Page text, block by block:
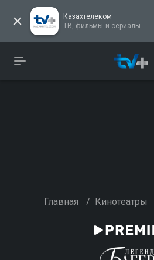
Казахтелеком
ТВ, фильмы и сериалы
Главная / Кинотеатры